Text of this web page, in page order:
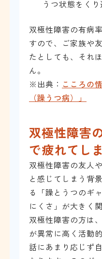
うつ状態をくり
双極性障害の有病
すので、ご家族や
たとしても、それ
ん。
※出典： こころの
（躁うつ病）」
双極性障害
で疲れてし
双極性障害の友人
と感じてしまう背
る「躁とうつのギ
にくさ」が大きく
双極性障害の方は
が異常に高く活動
話にあまり応じず